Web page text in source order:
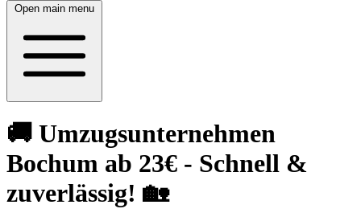
Open main menu
🚚 Umzugsunternehmen
Bochum ab 23€ - Schnell &
zuverlässig! 🏡